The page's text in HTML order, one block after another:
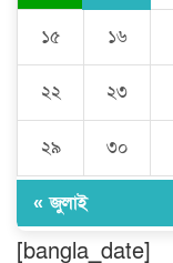
১৫ ১৬
২২ ২৩
২৯ ৩০
« জুলাই
[bangla_date]